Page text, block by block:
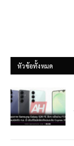
หัวข้อทั้งหมด